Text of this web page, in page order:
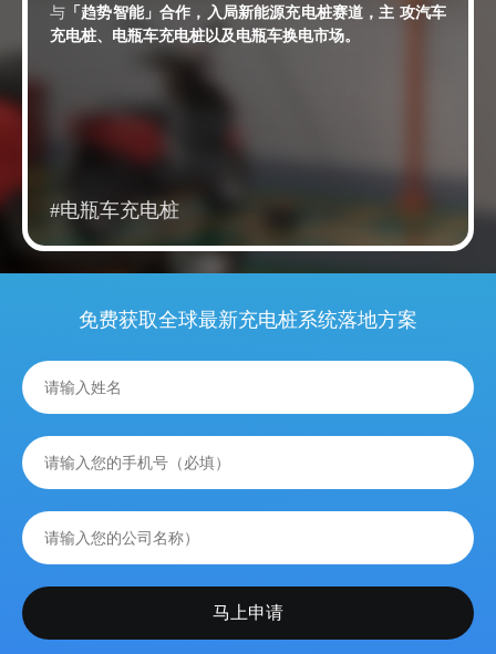
与 「趋势智能」合作，入局新能源充电桩赛道，主 攻汽车
充电桩、电瓶车充电桩以及电瓶车换电市场。
#电瓶车充电桩
免费获取全球最新充电桩系统落地方案